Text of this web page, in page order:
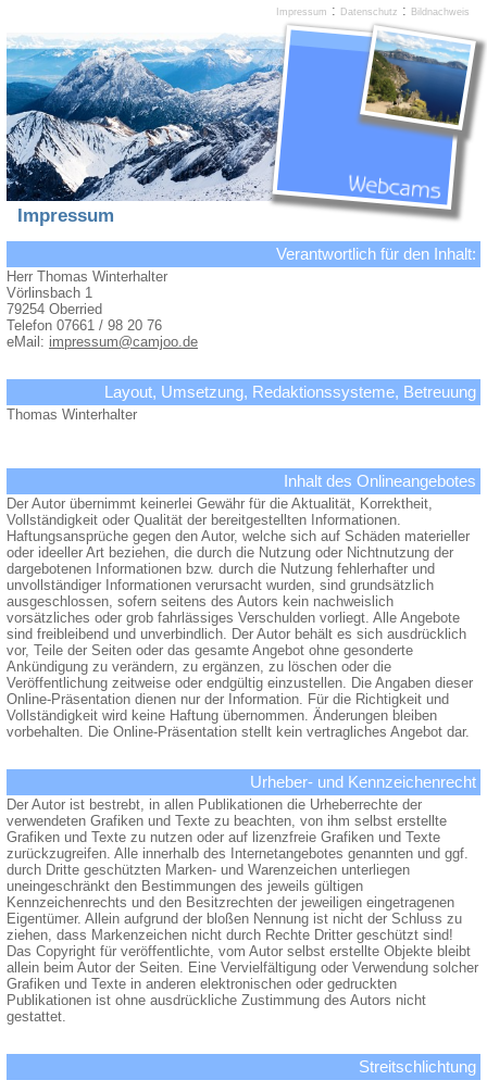
Impressum
Verantwortlich für den Inhalt:
Herr Thomas Winterhalter
Vörlinsbach 1
79254 Oberried
Telefon 07661 / 98 20 76
eMail: impressum@camjoo.de
Layout, Umsetzung, Redaktionssysteme, Betreuung
Thomas Winterhalter
Inhalt des Onlineangebotes
Der Autor übernimmt keinerlei Gewähr für die Aktualität, Korrektheit,
Vollständigkeit oder Qualität der bereitgestellten Informationen.
Haftungsansprüche gegen den Autor, welche sich auf Schäden materieller
oder ideeller Art beziehen, die durch die Nutzung oder Nichtnutzung der
dargebotenen Informationen bzw. durch die Nutzung fehlerhafter und
unvollständiger Informationen verursacht wurden, sind grundsätzlich
ausgeschlossen, sofern seitens des Autors kein nachweislich
vorsätzliches oder grob fahrlässiges Verschulden vorliegt. Alle Angebote
sind freibleibend und unverbindlich. Der Autor behält es sich ausdrücklich
vor, Teile der Seiten oder das gesamte Angebot ohne gesonderte
Ankündigung zu verändern, zu ergänzen, zu löschen oder die
Veröffentlichung zeitweise oder endgültig einzustellen. Die Angaben dieser
Online-Präsentation dienen nur der Information. Für die Richtigkeit und
Vollständigkeit wird keine Haftung übernommen. Änderungen bleiben
vorbehalten. Die Online-Präsentation stellt kein vertragliches Angebot dar.
Urheber- und Kennzeichenrecht
Der Autor ist bestrebt, in allen Publikationen die Urheberrechte der
verwendeten Grafiken und Texte zu beachten, von ihm selbst erstellte
Grafiken und Texte zu nutzen oder auf lizenzfreie Grafiken und Texte
zurückzugreifen. Alle innerhalb des Internetangebotes genannten und ggf.
durch Dritte geschützten Marken- und Warenzeichen unterliegen
uneingeschränkt den Bestimmungen des jeweils gültigen
Kennzeichenrechts und den Besitzrechten der jeweiligen eingetragenen
Eigentümer. Allein aufgrund der bloßen Nennung ist nicht der Schluss zu
ziehen, dass Markenzeichen nicht durch Rechte Dritter geschützt sind!
Das Copyright für veröffentlichte, vom Autor selbst erstellte Objekte bleibt
allein beim Autor der Seiten. Eine Vervielfältigung oder Verwendung solcher
Grafiken und Texte in anderen elektronischen oder gedruckten
Publikationen ist ohne ausdrückliche Zustimmung des Autors nicht
gestattet.
Streitschlichtung
Impressum : Datenschutz : Bildnachweis